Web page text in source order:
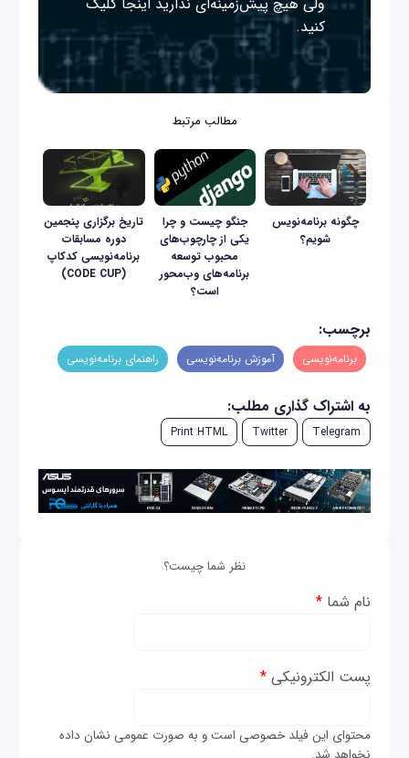
کنید.
مطالب مرتبط
چگونه برنامه‌نویس
شویم؟
جنگو چیست و چرا
یکی از چارچوب‌های
محبوب توسعه
برنامه‌های وب‌محور
است؟
تاریخ برگزاری پنجمین
دوره مسابقات
برنامه‌نویسی کدکاپ
(CODE CUP)
برچسب:
برنامه‌نویسی آموزش برنامه‌نویسی راهنمای برنامه‌نویسی
به اشتراک گذاری مطلب:
Telegram
Twitter
Print HTML
نظر شما چیست؟
نام شما*
پست الکترونیکی*
محتوای این فیلد خصوصی است و به صورت عمومی نشان داده